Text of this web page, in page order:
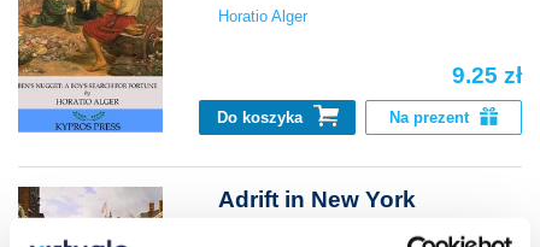
Horatio Alger
9.25 zł
Do koszyka Na prezent
Adrift in New York